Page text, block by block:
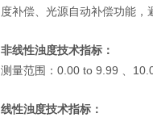
度补偿、光源自动补偿功能
非线性浊度技术指标：
测量范围：0.00 to 9.99 、
线性浊度技术指标：